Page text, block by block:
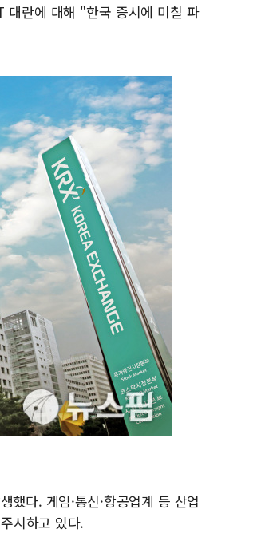
동해해경, 독도 해상서 부유물 감긴 어선 구조
주한미군 "오산기지 누출, 백린 아닌 무해한 표
구미 폐염산처리업체서 불 2시간30여분만에
대란에 대해 "한국 증시에 미칠 파
다. 게임·통신·항공업계 등 산업
시하고 있다.